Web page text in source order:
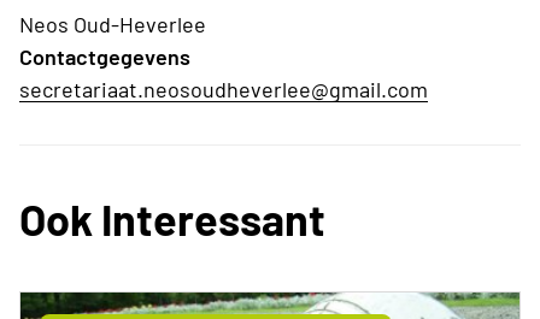
Neos Oud-Heverlee
Contactgegevens
secretariaat.neosoudheverlee@gmail.com
Ook Interessant